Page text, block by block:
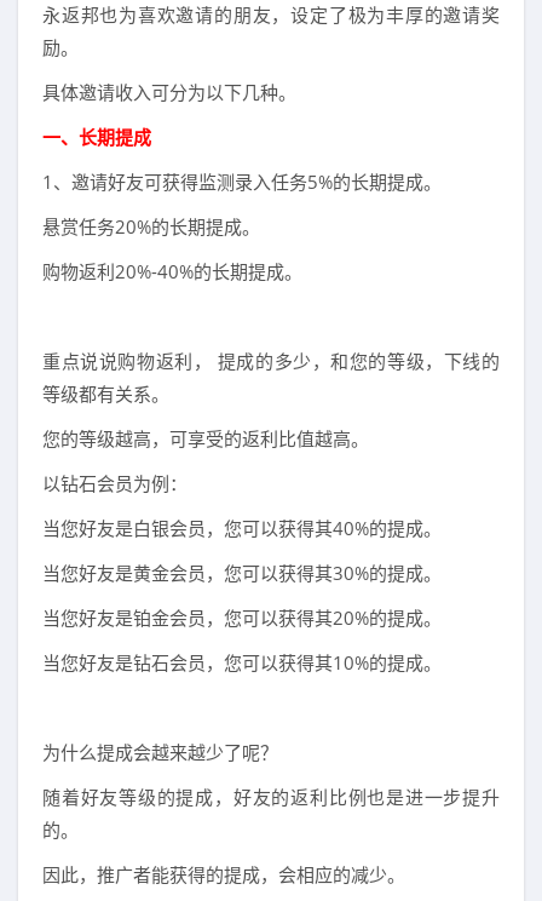
永返邦也为喜欢邀请的朋友，设定了极为丰厚的邀请奖
励。
具体邀请收入可分为以下几种。
一、长期提成
1、邀请好友可获得监测录入任务5%的长期提成。
悬赏任务20%的长期提成。
购物返利20%-40%的长期提成。
重点说说购物返利， 提成的多少，和您的等级，下线的
等级都有关系。
您的等级越高，可享受的返利比值越高。
以钻石会员为例：
当您好友是白银会员，您可以获得其40%的提成。
当您好友是黄金会员，您可以获得其30%的提成。
当您好友是铂金会员，您可以获得其20%的提成。
当您好友是钻石会员，您可以获得其10%的提成。
为什么提成会越来越少了呢？
随着好友等级的提成，好友的返利比例也是进一步提升
的。
因此，推广者能获得的提成，会相应的减少。